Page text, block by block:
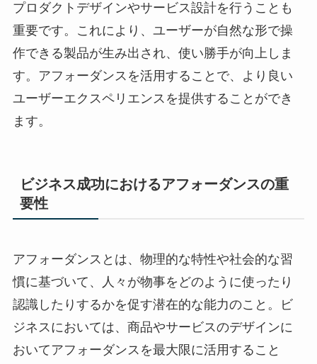
プロダクトデザインやサービス設計を行うことも
重要です。これにより、ユーザーが自然な形で操
作できる製品が生み出され、使い勝手が向上しま
す。アフォーダンスを活用することで、より良い
ユーザーエクスペリエンスを提供することができ
ます。
ビジネス成功におけるアフォーダンスの重
要性
アフォーダンスとは、物理的な特性や社会的な習
慣に基づいて、人々が物事をどのように使ったり
認識したりするかを促す潜在的な能力のこと。ビ
ジネスにおいては、商品やサービスのデザインに
おいてアフォーダンスを最大限に活用すること